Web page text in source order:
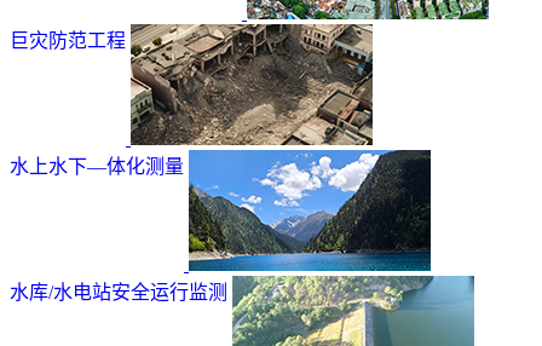
巨灾防范工程
水上水下—体化测量
水库/水电站安全运行监测